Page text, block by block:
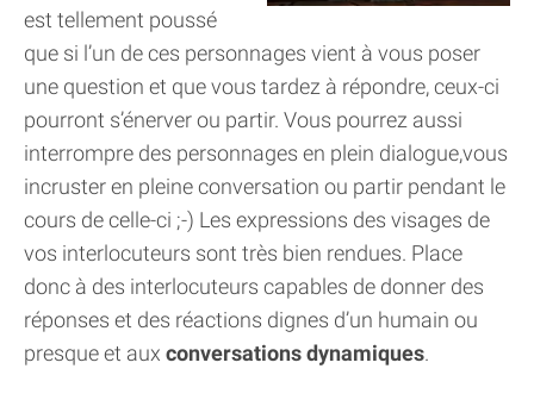
est tellement poussé
que si l’un de ces personnages vient à vous poser
une question et que vous tardez à répondre, ceux-ci
pourront s’énerver ou partir. Vous pourrez aussi
interrompre des personnages en plein dialogue,vous
incruster en pleine conversation ou partir pendant le
cours de celle-ci ;-) Les expressions des visages de
vos interlocuteurs sont très bien rendues. Place
donc à des interlocuteurs capables de donner des
réponses et des réactions dignes d’un humain ou
presque et aux conversations dynamiques.